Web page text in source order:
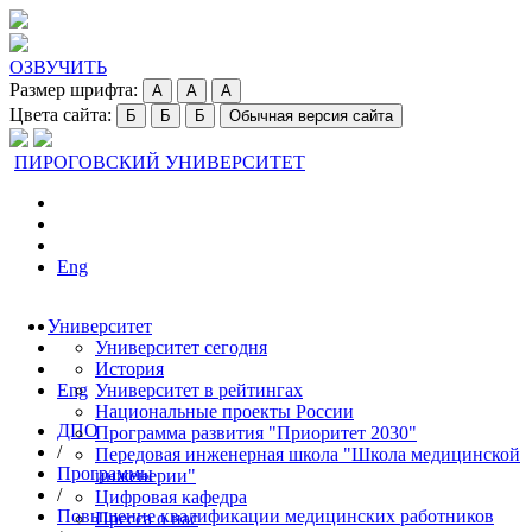
ОЗВУЧИТЬ
Размер шрифта:
A A A
Цвета сайта: Б Б Б Обычная версия сайта
ПИРОГОВСКИЙ УНИВЕРСИТЕТ
Eng
Университет
Университет сегодня
История
Университет в рейтингах
Национальные проекты России
Программа развития "Приоритет 2030"
Передовая инженерная школа "Школа медицинской
инженерии"
Цифровая кафедра
Пресса о нас
Eng
ДПО
/
Программы
/
Повышение квалификации медицинских работников